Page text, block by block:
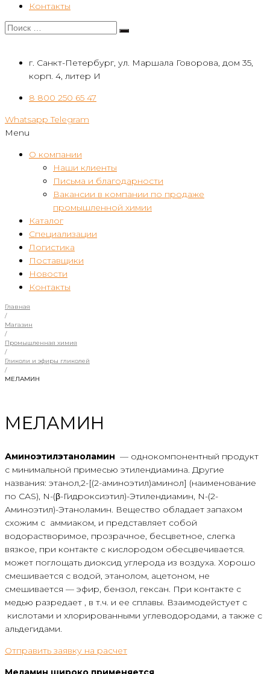
Контакты
г. Санкт-Петербург, ул. Маршала Говорова, дом 35,
корп. 4, литер И
8 800 250 65 47
Whatsapp Telegram
Menu
О компании
Наши клиенты
Письма и благодарности
Вакансии в компании по продаже
промышленной химии
Каталог
Специализации
Логистика
Поставщики
Новости
Контакты
Главная
/
Магазин
/
Промышленная химия
/
Гликоли и эфиры гликолей
/
МЕЛАМИН
МЕЛАМИН
Аминоэтилэтаноламин — однокомпонентный продукт
с минимальной примесью этилендиамина. Другие
названия: этанол,2-[(2-аминоэтил)аминол] (наименование
по CAS), N-(β-Гидроксиэтил)-Этилендиамин, N-(2-
Аминоэтил)-Этаноламин. Вещество обладает запахом
схожим с аммиаком, и представляет собой
водорастворимое, прозрачное, бесцветное, слегка
вязкое, при контакте с кислородом обесцвечивается.
может поглощать диоксид углерода из воздуха. Хорошо
смешивается с водой, этанолом, ацетоном, не
смешивается — эфир, бензол, гексан. При контакте с
медью разредает , в т.ч. и ее сплавы. Взаимодейстует с
кислотами и хлорированными углеводородами, а также с
альдегидами.
Отправить заявку на расчет